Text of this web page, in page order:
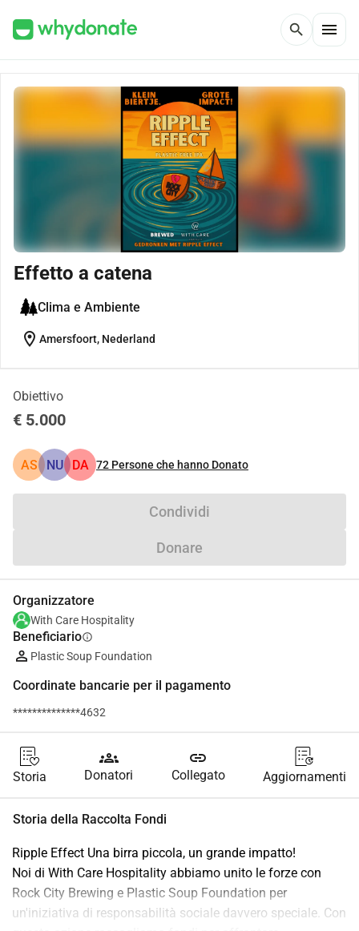
search menu
Effetto a catena
Clima e Ambiente
location_on Amersfoort, Nederland
Obiettivo
€ 5.000
AS NU DA 72 Persone che hanno Donato
Condividi
Donare
Organizzatore
With Care Hospitality
Beneficiarioinfo
Plastic Soup Foundation
Coordinate bancarie per il pagamento
**************4632
Storia
groups
Donatori
link
Collegato Aggiornamenti
Storia della Raccolta Fondi
Ripple Effect Una birra piccola, un grande impatto!
Noi di With Care Hospitality abbiamo unito le forze con
Rock City Brewing e Plastic Soup Foundation per
un'iniziativa di responsabilità sociale davvero speciale. Con